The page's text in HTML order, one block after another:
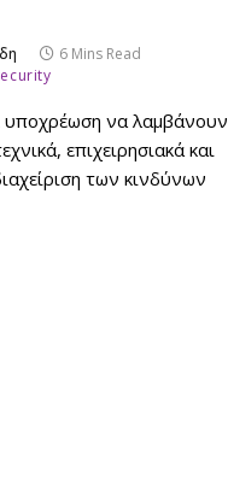
6 Mins Read
υποχρέωση να λαμβάνουν
επιχειρησιακά και
των κινδύνων